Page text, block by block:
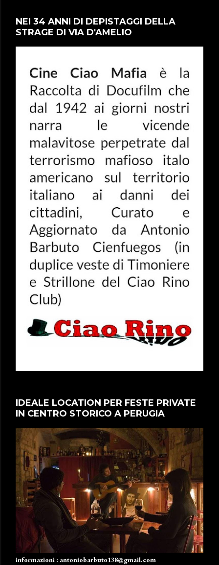
NEI 34 ANNI DI DEPISTAGGI DELLA
STRAGE DI VIA D'AMELIO
IDEALE LOCATION PER FESTE PRIVATE
IN CENTRO STORICO A PERUGIA
informazioni : antoniobarbuto138@gmail.com